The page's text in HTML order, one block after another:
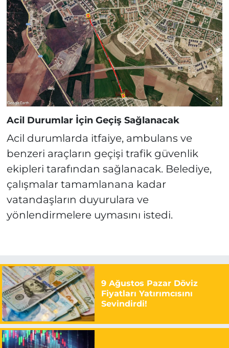
Acil Durumlar İçin Geçiş Sağlanacak
Acil durumlarda itfaiye, ambulans ve
benzeri araçların geçişi trafik güvenlik
ekipleri tarafından sağlanacak. Belediye,
çalışmalar tamamlanana kadar
vatandaşların duyurulara ve
yönlendirmelere uymasını istedi.
9 Ağustos Pazar Döviz
Fiyatları Yatırımcısını
Sevindirdi!